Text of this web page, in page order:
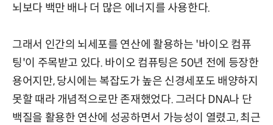
뇌보다 백만 배나 더 많은 에너지를 사용한다.
그래서 인간의 뇌세포를 연산에 활용하는 '바이오 컴퓨
팅'이 주목받고 있다. 바이오 컴퓨팅은 50년 전에 등장한
용어지만, 당시에는 복잡도가 높은 신경세포도 배양하지
못할 때라 개념적으로만 존재했었다. 그러다 DNA나 단
백질을 활용한 연산에 성공하면서 가능성이 열렸고, 최근